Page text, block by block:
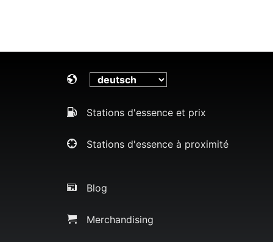
Stations d'essence et prix
Stations d'essence à proximité
Blog
Merchandising